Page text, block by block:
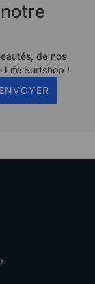
de nos
Life Surfshop !
ENVOYER